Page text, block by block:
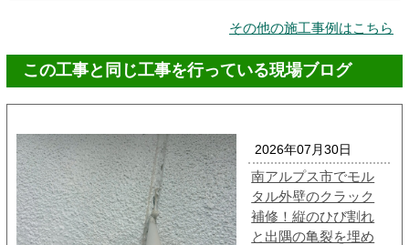
その他の施工事例はこちら
この工事と同じ工事を行っている現場ブログ
2026年07月30日
南アルプス市でモル
タル外壁のクラック
補修！縦のひび割れ
と出隅の亀裂を埋め